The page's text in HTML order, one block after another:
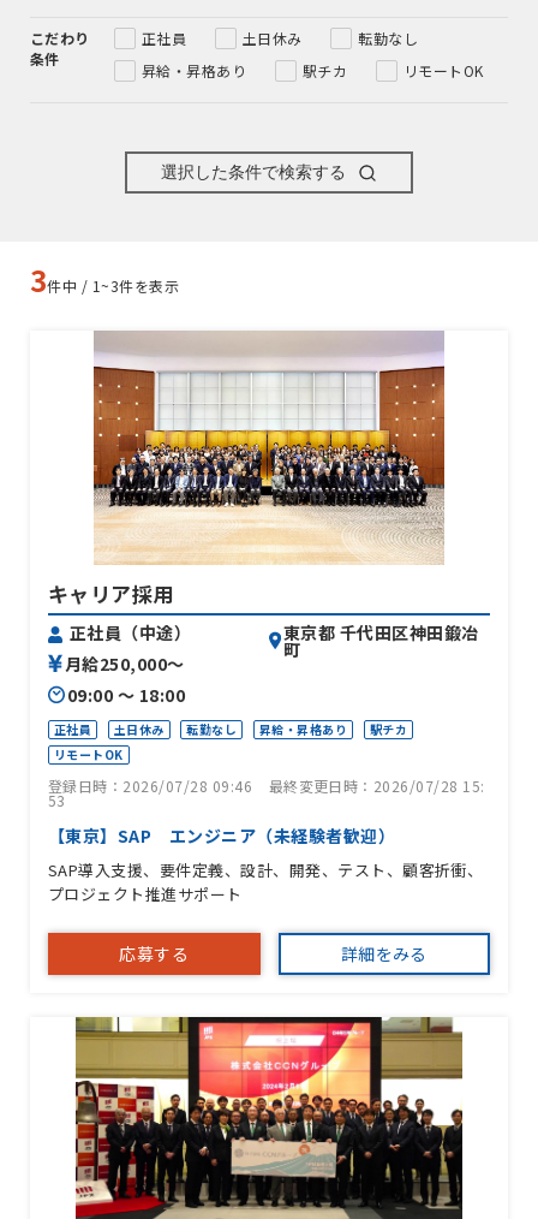
こだわり
条件
正社員 土日休み
転勤なし
昇給・昇格あり
駅チカ リモートOK
選択した条件で検索する
3件中 / 1~3件を表示
キャリア採用
正社員（中途）
月給250,000〜
09:00 〜 18:00
東京都 千代田区神田鍛冶
町
正社員 土日休み 転勤なし 昇給・昇格あり
駅チカ
リモートOK
登録日時：2026/07/28 09:46 最終変更日時：2026/07/28 15:
53
【東京】SAP エンジニア（未経験者歓迎）
SAP導入支援、要件定義、設計、開発、テスト、顧客折衝、
プロジェクト推進サポート
応募する 詳細をみる